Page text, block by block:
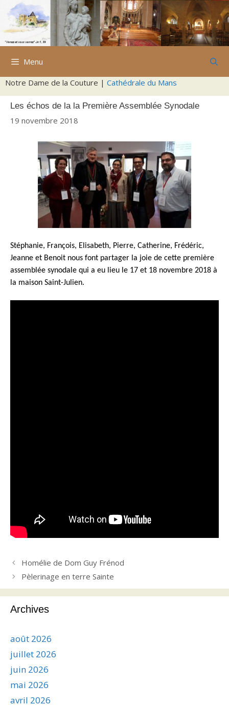
Aller
contenu
Menu
Notre Dame de la Couture | Cathédrale du Mans
Les échos de la la Première Assemblée Synodale
19 novembre 2018
Stéphanie, François, Elisabeth, Pierre, Catherine, Frédéric,
Jeanne et Benoit nous font partager la joie de cette première
assemblée synodale qui a eu lieu le 17 et 18 novembre 2018 à
la maison Saint-Julien.
Homélie de Dom Guy Frénod
Pèlerinage en terre Sainte
Archives
août 2026
juillet 2026
juin 2026
mai 2026
avril 2026